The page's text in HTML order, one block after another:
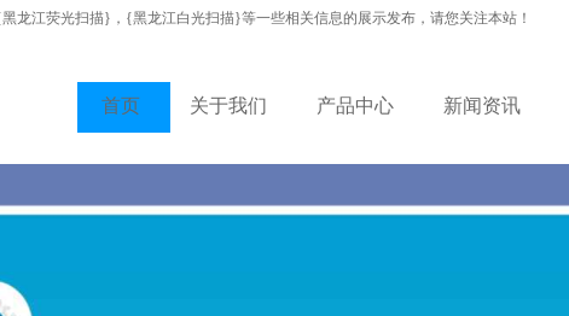
龙江荧光扫描}，{黑龙江白光扫描}等一些相关信息的展示发布，请您关注本站！
首页 关于我们 产品中心 新闻资讯